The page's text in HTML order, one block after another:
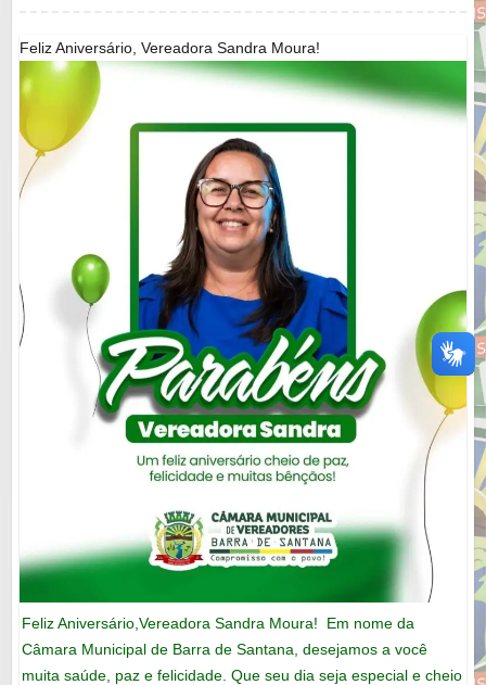
Feliz Aniversário, Vereadora Sandra Moura!
Feliz Aniversário,Vereadora Sandra Moura! Em nome da
Câmara Municipal de Barra de Santana, desejamos a você
muita saúde, paz e felicidade. Que seu dia seja especial e cheio